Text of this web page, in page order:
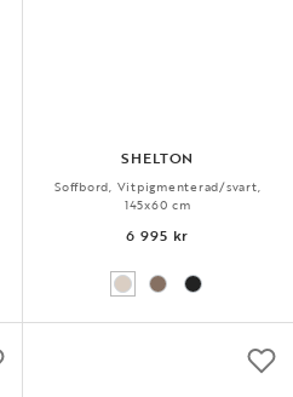
SHELTON
Soffbord, Vitpigmenterad/svart,
145x60 cm
6 995 kr